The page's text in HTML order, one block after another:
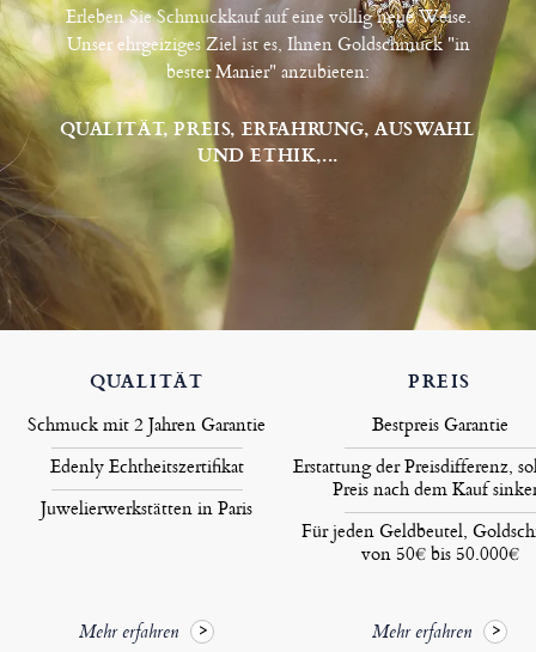
Erleben Sie Schmuckkauf auf eine völlig neue Weise.
Unser ehrgeiziges Ziel ist es, Ihnen Goldschmuck "in
bester Manier" anzubieten:
QUALITÄT, PREIS, ERFAHRUNG, AUSWAHL
UND ETHIK,...
QUALITÄT
Schmuck mit 2 Jahren Garantie
Edenly Echtheitszertifikat
Juwelierwerkstätten in Paris
Mehr erfahren
PREIS
Bestpreis Garantie
Erstattung der Preisdifferenz,
Preis nach dem Kauf
Für jeden Geldbeutel,
von 50€ bis 50.000€
Mehr erfahren